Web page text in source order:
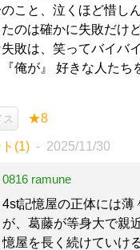
のこと、泣くほど惜し
のは確かに失敗だけ
敗は、笑ってバイバ
俺が』 好きな人たち
ス ★8
(1) 2025/11/30
0816 ramune
4st記憶屋の正体には薄
が、葛藤が等身大で親
憶屋を長く続けていけ